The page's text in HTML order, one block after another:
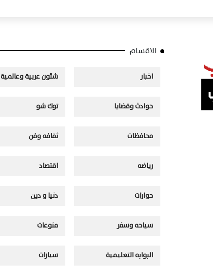
الاقسام
اخبار شئون عربية وعالمية
حوادث وقضايا توك شو
محافظات ثقافه وفن
رياضه اقتصاد
حوارات دنيا و دين
سياحه وسفر منوعات
البوابه التعليمية سيارات